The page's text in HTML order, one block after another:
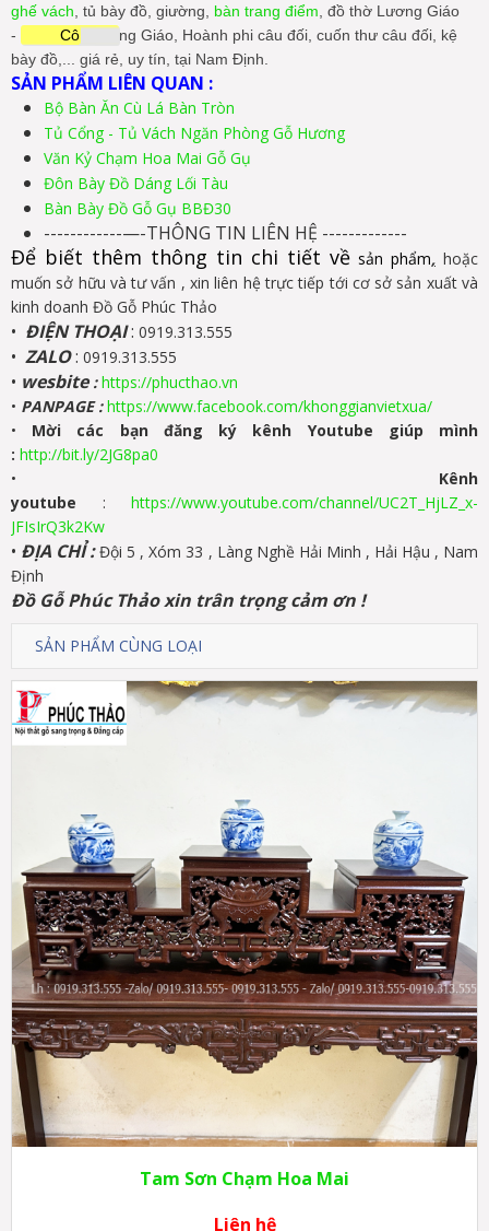
ghế vách , tủ bày đồ, giường, bàn trang điểm , đồ thờ Lương Giáo
-
Cô
ng Giáo, Hoành phi câu đối, cuốn thư câu đối, kệ
bày đồ,... giá rẻ, uy tín, tại Nam Định.
SẢN PHẨM LIÊN QUAN :
Bộ Bàn Ăn Cù Lá Bàn Tròn
Tủ Cổng - Tủ Vách Ngăn Phòng Gỗ Hương
Văn Kỷ Chạm Hoa Mai Gỗ Gụ
Đôn Bày Đồ Dáng Lối Tàu
Bàn Bày Đồ Gỗ Gụ BBĐ30
------------—-THÔNG TIN LIÊN HỆ -------------
Để biết thêm thông tin chi tiết về sản phẩm, hoặc
muốn sở hữu và tư vấn , xin liên hệ trực tiếp tới cơ sở sản xuất và
kinh doanh Đồ Gỗ Phúc Thảo
• ĐIỆN THOẠI: 0919.313.555
• ZALO: 0919.313.555
• wesbite: https://phucthao.vn
• PANPAGE:https://www.facebook.com/khonggianvietxua/
• Mời các bạn đăng ký kênh Youtube giúp mình
: http://bit.ly/2JG8pa0
• Kênh
youtube : https://www.youtube.com/channel/UC2T_HjLZ_x-
JFIsIrQ3k2Kw
• ĐỊA CHỈ :Đội 5 , Xóm 33 , Làng Nghề Hải Minh , Hải Hậu , Nam
Định
Đồ Gỗ Phúc Thảo xin trân trọng cảm ơn !
SẢN PHẨM CÙNG LOẠI
Tam Sơn Chạm Hoa Mai
Liên hệ